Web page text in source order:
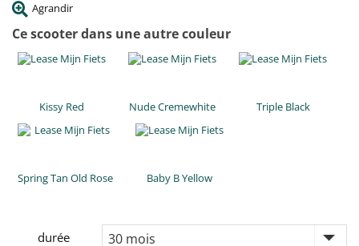
Agrandir
Ce scooter dans une autre couleur
Kissy Red Nude Cremewhite Triple Black
Spring Tan Old Rose Baby B Yellow
durée